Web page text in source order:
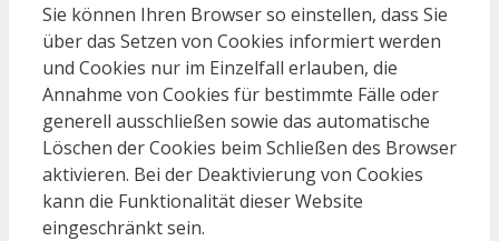
Sie können Ihren Browser so einstellen, dass Sie
über das Setzen von Cookies informiert werden
und Cookies nur im Einzelfall erlauben, die
Annahme von Cookies für bestimmte Fälle oder
generell ausschließen sowie das automatische
Löschen der Cookies beim Schließen des Browser
aktivieren. Bei der Deaktivierung von Cookies
kann die Funktionalität dieser Website
eingeschränkt sein.